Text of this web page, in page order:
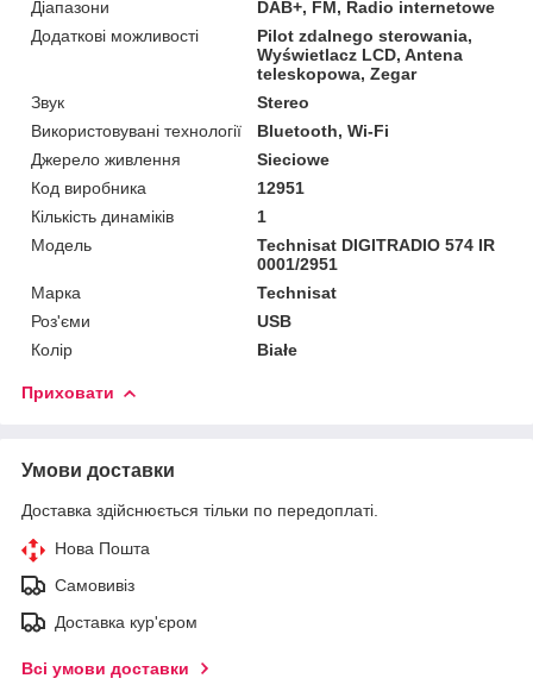
Діапазони
DAB+, FM, Radio internetowe
Додаткові можливості
Pilot zdalnego sterowania,
Wyświetlacz LCD, Antena
teleskopowa, Zegar
Звук
Stereo
Використовувані технології
Bluetooth, Wi-Fi
Джерело живлення
Sieciowe
Код виробника
12951
Кількість динаміків
1
Мoдель
Technisat DIGITRADIO 574 IR
0001/2951
Марка
Technisat
Роз'єми
USB
Колір
Białe
Приховати
Умови доставки
Доставка здійснюється тільки по передоплаті.
Нова Пошта
Самовивіз
Доставка кур'єром
Всі умови доставки